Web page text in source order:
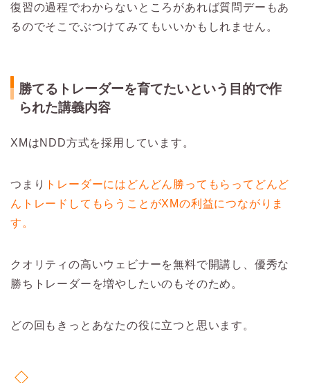
復習の過程でわからないところがあれば質問デーもあ
るのでそこでぶつけてみてもいいかもしれません。
勝てるトレーダーを育てたいという目的で作
られた講義内容
XMはNDD方式を採用しています。
つまり トレーダーにはどんどん勝ってもらってどんど
んトレードしてもらうことがXMの利益につながりま
す。
クオリティの高いウェビナーを無料で開講し、優秀な
勝ちトレーダーを増やしたいのもそのため。
どの回もきっとあなたの役に立つと思います。